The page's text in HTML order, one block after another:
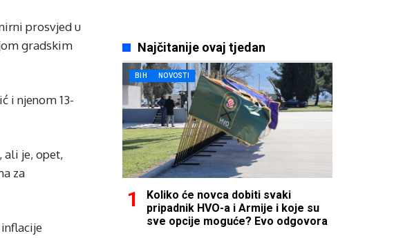
prosvjed u
gradskim
i njenom 13-
ali je, opet,
za
Najčitanije ovaj tjedan
BIH NOVOSTI
Koliko će novca dobiti svaki
pripadnik HVO-a i Armije i koje su
sve opcije moguće? Evo odgovora